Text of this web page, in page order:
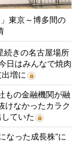
東京～博多間の
続きの名古屋場所
日はみんなで焼肉
増に
もの金融機関が融
けなかったカラク
ていた
なった成長株”に